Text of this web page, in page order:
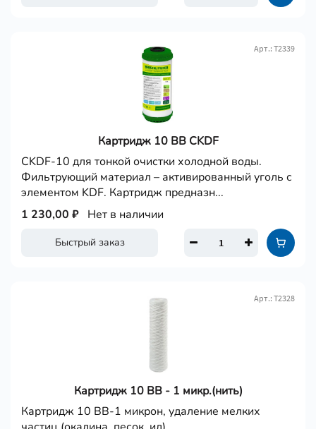
Картридж 10 ВВ CKDF
Арт.: Т2339
CKDF-10 для тонкой очистки холодной воды.
Фильтрующий материал – активированный уголь с
элементом KDF. Картридж предназн...
Быстрый заказ
1 230,00 ₽ Нет в наличии
Картридж 10 ВВ - 1 микр.(нить)
Арт.: Т2328
Картридж 10 ВВ-1 микрон, удаление мелких